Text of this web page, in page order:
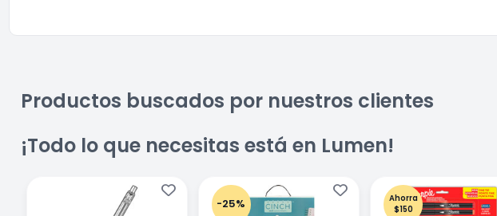
Productos buscados por nuestros clientes
¡Todo lo que necesitas está en Lumen!
-25%
Ahorra
$150